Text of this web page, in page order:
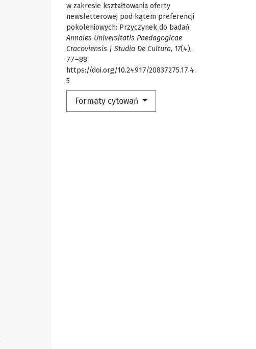
w zakresie kształtowania oferty
newsletterowej pod kątem preferencji
pokoleniowych: Przyczynek do badań.
Annales Universitatis Paedagogicae
Cracoviensis | Studia De Cultura, 17(4),
77–88.
https://doi.org/10.24917/20837275.17.4.
5
Formaty cytowań